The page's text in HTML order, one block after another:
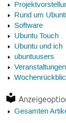
Rund um
Software
Ubuntu Touch
Ubuntu und ich
ubuntuusers
Veranstaltungen
Gesamten